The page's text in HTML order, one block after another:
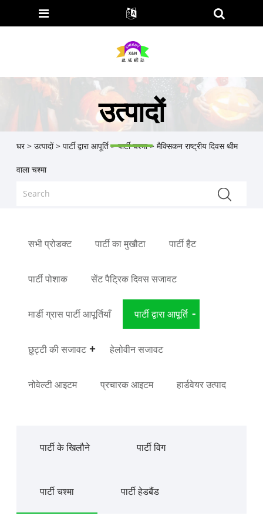
उत्पादों
घर > उत्पादों> पार्टी द्वारा आपूर्ति>पार्टी चश्मा> मैक्सिकन राष्ट्रीय दिवस थीम
वाला चश्मा
सभी प्रोडक्ट पार्टी का मुखौटा पार्टी हैट
पार्टी पोशाक सेंट पैट्रिक दिवस सजावट
मार्डी ग्रास पार्टी आपूर्तियाँ पार्टी द्वारा आपूर्ति
छुट्टी की सजावट हेलोवीन सजावट
नोवेल्टी आइटम प्रचारक आइटम हार्डवेयर उत्पाद
पार्टी के खिलौने पार्टी विग
पार्टी चश्मा पार्टी हेडबैंड